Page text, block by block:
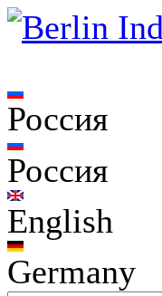
Россия
Россия
English
Germany